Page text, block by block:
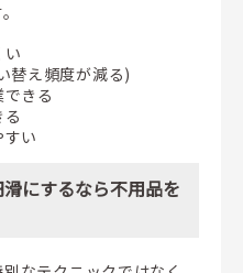
い
替え頻度が減る)
きる
い
にするなら不用品を